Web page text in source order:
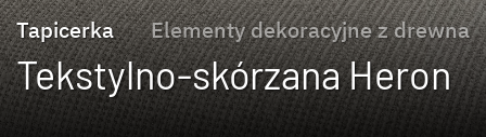
Tekstylno-skórzana Heron
Tapicerka Elementy dekoracyjne z drewna